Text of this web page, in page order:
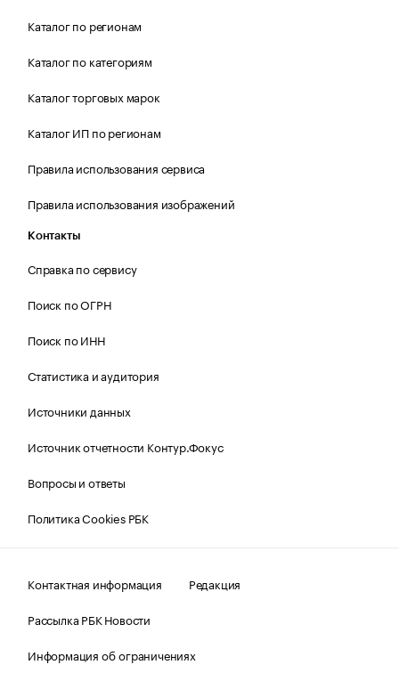
Каталог по регионам
Каталог по категориям
Каталог торговых марок
Каталог ИП по регионам
Правила использования сервиса
Правила использования изображений
Контакты
Справка по сервису
Поиск по ОГРН
Поиск по ИНН
Статистика и аудитория
Источники данных
Источник отчетности Контур.Фокус
Вопросы и ответы
Политика Cookies РБК
Контактная информация
Редакция
Рассылка РБК Новости
Информация об ограничениях